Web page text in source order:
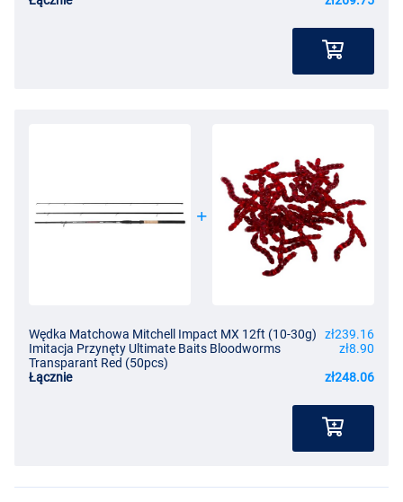
Wędka Matchowa Mitchell Impact MX 12ft (10-30g)
zł239.16
Imitacja Przynęty Ultimate Baits Bloodworms
Transparant Red (50pcs)
zł8.90
Łącznie
zł248.06